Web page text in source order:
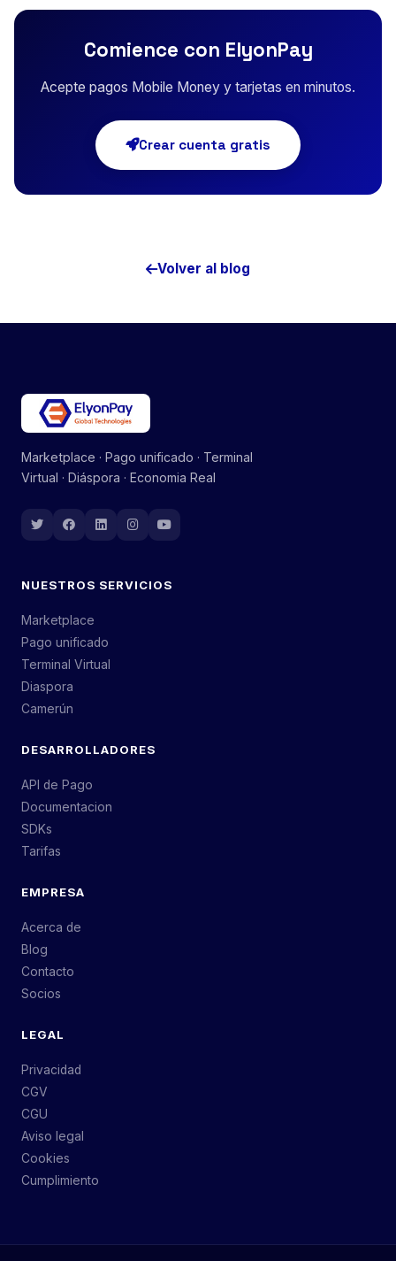
Comience con ElyonPay
Acepte pagos Mobile Money y tarjetas en minutos.
Crear cuenta gratis
Volver al blog
Marketplace · Pago unificado · Terminal
Virtual · Diáspora · Economia Real
NUESTROS SERVICIOS
Marketplace
Pago unificado
Terminal Virtual
Diaspora
Camerún
DESARROLLADORES
API de Pago
Documentacion
SDKs
Tarifas
EMPRESA
Acerca de
Blog
Contacto
Socios
LEGAL
Privacidad
CGV
CGU
Aviso legal
Cookies
Cumplimiento